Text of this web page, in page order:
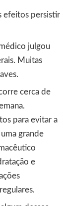
efeitos persistir
julgou
Muitas
cerca de
para evitar a
grande
e